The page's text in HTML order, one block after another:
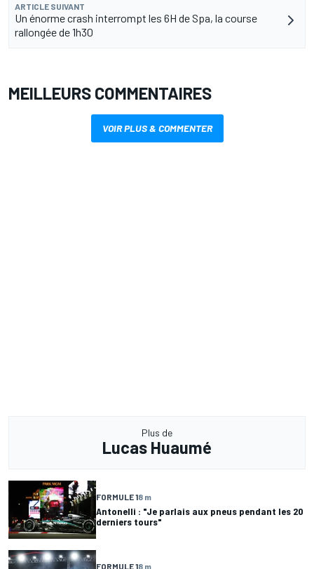
ARTICLE SUIVANT
Un énorme crash interrompt les 6H de Spa, la course
rallongée de 1h30
MEILLEURS COMMENTAIRES
VOIR PLUS & COMMENTER
Plus de
Lucas Huaumé
FORMULE 18 m
Antonelli : "Je parlais aux pneus pendant les 20
derniers tours"
FORMULE 18 m